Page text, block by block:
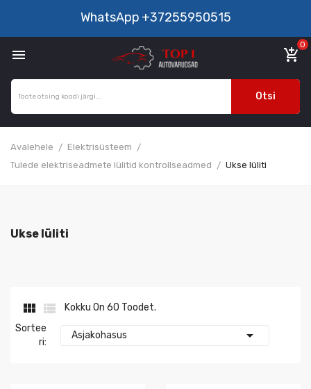
WhatsApp +37255950515
 add_shopping_cart
0
Otsi
Avalehele
Elektrisüsteem
Tulede elektriseadmete lülitid kontrollseadmed
Ukse lüliti
Ukse lüliti
 
Kokku On 60 Toodet.
Sortee
Ri:
Asjakohasus 